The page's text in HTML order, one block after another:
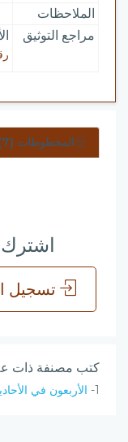
الملاحظات
مراجع التوثيق
رقم
المخطوطات (7)
اشترك
تسجيل
كتب مصنفة ذات
1- الأربعون في